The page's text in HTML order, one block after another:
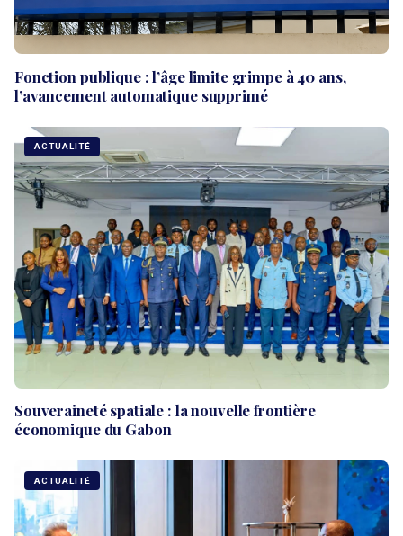
Fonction publique : l’âge limite grimpe à 40 ans,
l’avancement automatique supprimé
ACTUALITÉ
Souveraineté spatiale : la nouvelle frontière
économique du Gabon
ACTUALITÉ